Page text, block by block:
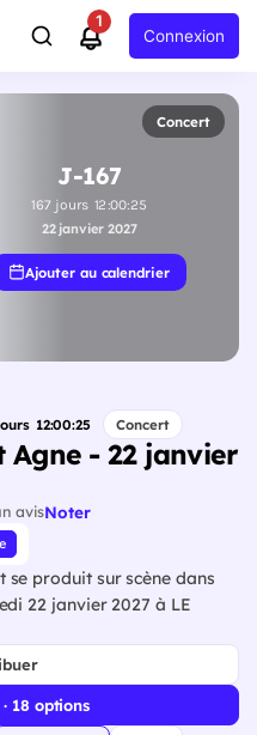
1
Connexion
Concert
J-167
167jours 12 :00:24
22 janvier 2027
Ajouter au calendrier
12:00:24 Concert
- 22 janvier
avisNoter
produit sur scène dans
22 janvier 2027 à LE
18 options